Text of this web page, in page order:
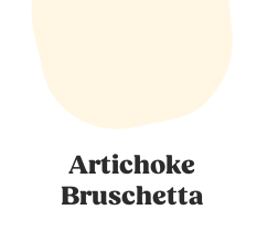
Artichoke
Bruschetta